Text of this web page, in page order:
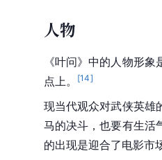
人物
《叶问》中的人物形
点上。
[14]
现当代观众对武侠英雄
马的决斗，也要有生活
的出现是迎合了电影市